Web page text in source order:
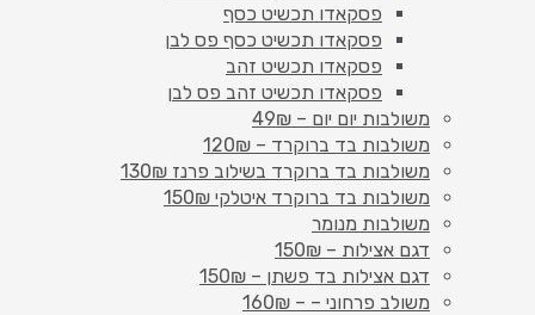
פסקאדו תכשיט כסף
פסקאדו תכשיט כסף פס לבן
פסקאדו תכשיט זהב
פסקאדו תכשיט זהב פס לבן
משולבות יום יום – 49₪
משולבות בד ברוקרד – 120₪
משולבות בד ברוקרד בשילוב פרנז 130₪
משולבות בד ברוקרד איטלקי 150₪
משולבות מנומר
דגם אצילות – 150₪
דגם אצילות בד פשתן – 150₪
משולב פרחוני – – 160₪